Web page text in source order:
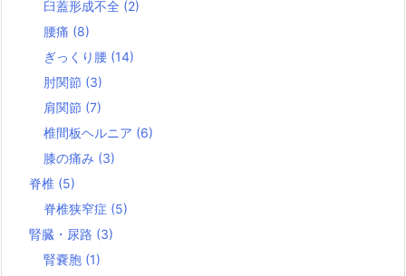
臼蓋形成不全 (2)
腰痛 (8)
ぎっくり腰 (14)
肘関節 (3)
肩関節 (7)
椎間板ヘルニア (6)
膝の痛み (3)
脊椎 (5)
脊椎狭窄症 (5)
腎臓・尿路 (3)
腎嚢胞 (1)